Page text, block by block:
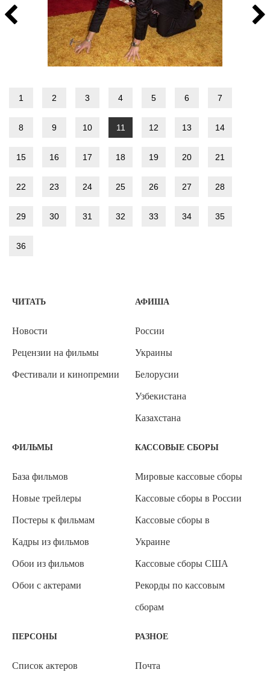
1 2 3 4 5 6 7
8 9 10 11 12 13 14
15 16 17 18 19 20 21
22 23 24 25 26 27 28
29 30 31 32 33 34 35
36
ЧИТАТЬ
Новости
Рецензии на фильмы
Фестивали и кинопремии
АФИША
России
Украины
Белорусии
Узбекистана
Казахстана
ФИЛЬМЫ
База фильмов
Новые трейлеры
Постеры к фильмам
Кадры из фильмов
Обои из фильмов
Обои с актерами
КАССОВЫЕ СБОРЫ
Мировые кассовые сборы
Кассовые сборы в России
Кассовые сборы в
Украине
Кассовые сборы США
Рекорды по кассовым
сборам
ПЕРСОНЫ
Список актеров
РАЗНОЕ
Почта